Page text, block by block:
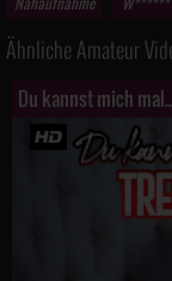
Ähnliche Amateur
Du kannst mich